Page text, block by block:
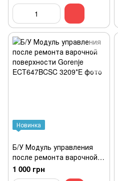
Новинка
Б/У Модуль управления
после ремонта варочной
поверхности Gorenje
ECT647BCSC
1 000 грн